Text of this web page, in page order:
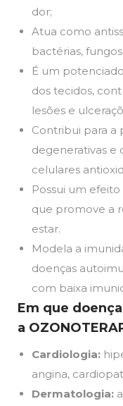
dor;
Atua como
bactérias,
É um
dos tecidos,
lesões e
Contribui para a
degenerativas e
celulares
Possui um
que promove a
estar.
Modela a
doenças
com baixa
Em que
a
Cardiologia:
angina,
Dermatologia: